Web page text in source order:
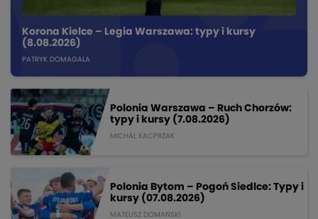
Korona Kielce – Legia Warszawa: typy i kursy
(8.08.2026)
PATRYK DOMAGALA
Polonia Warszawa – Ruch Chorzów:
typy i kursy (7.08.2026)
MICHAL KACPRZAK
Polonia Bytom – Pogoń Siedlce: Typy i
kursy (07.08.2026)
MATEUSZ DOMANSKI